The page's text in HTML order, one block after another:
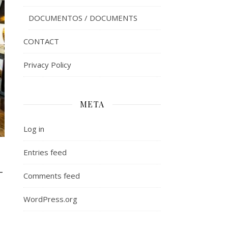
DOCUMENTOS / DOCUMENTS
CONTACT
Privacy Policy
META
Log in
Entries feed
Comments feed
WordPress.org